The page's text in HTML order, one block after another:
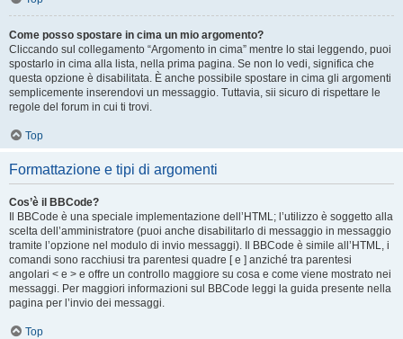
Come posso spostare in cima un mio argomento?
Cliccando sul collegamento “Argomento in cima” mentre lo stai leggendo, puoi
spostarlo in cima alla lista, nella prima pagina. Se non lo vedi, significa che
questa opzione è disabilitata. È anche possibile spostare in cima gli argomenti
semplicemente inserendovi un messaggio. Tuttavia, sii sicuro di rispettare le
regole del forum in cui ti trovi.
Top
Formattazione e tipi di argomenti
Cos’è il BBCode?
Il BBCode è una speciale implementazione dell’HTML; l’utilizzo è soggetto alla
scelta dell’amministratore (puoi anche disabilitarlo di messaggio in messaggio
tramite l’opzione nel modulo di invio messaggi). Il BBCode è simile all’HTML, i
comandi sono racchiusi tra parentesi quadre [ e ] anziché tra parentesi
angolari < e > e offre un controllo maggiore su cosa e come viene mostrato nei
messaggi. Per maggiori informazioni sul BBCode leggi la guida presente nella
pagina per l’invio dei messaggi.
Top